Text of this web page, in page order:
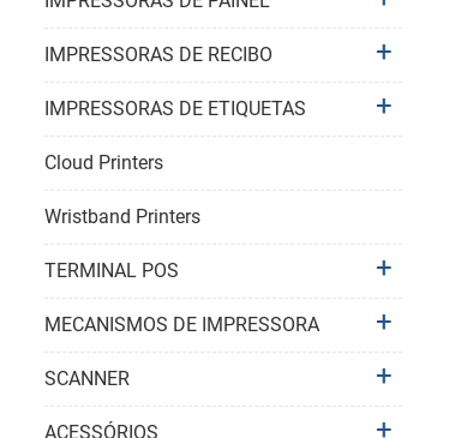
IMPRESSORAS DE RECIBO
IMPRESSORAS DE ETIQUETAS
Cloud Printers
Wristband Printers
TERMINAL POS
MECANISMOS DE IMPRESSORA
SCANNER
ACESSÓRIOS